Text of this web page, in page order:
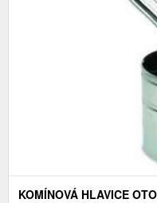
KOMÍNOVÁ HLAVICE